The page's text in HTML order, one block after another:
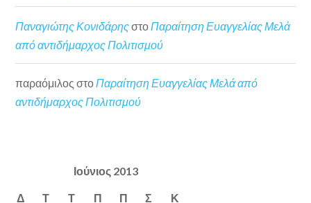
Παναγιώτης Κονιδάρηςστο Παραίτηση Ευαγγελίας Μελά
από αντιδήμαρχος Πολιτισμού
παραόμιλος στο Παραίτηση Ευαγγελίας Μελά από
αντιδήμαρχος Πολιτισμού
Ιούνιος 2013
Δ Τ Τ Π Π Σ Κ